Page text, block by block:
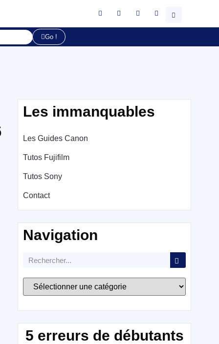
Go !
Les immanquables
Les Guides Canon
Tutos Fujifilm
Tutos Sony
Contact
Navigation
5 erreurs de débutants